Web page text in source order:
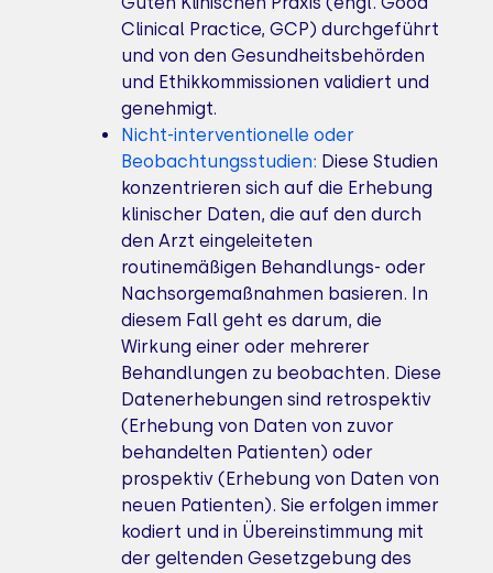
Clinical Practice, GCP) durchgeführt
und von den Gesundheitsbehörden
und Ethikkommissionen validiert und
genehmigt.
Nicht-interventionelle oder
Beobachtungsstudien: Diese Studien
konzentrieren sich auf die Erhebung
klinischer Daten, die auf den durch
den Arzt eingeleiteten
routinemäßigen Behandlungs- oder
Nachsorgemaßnahmen basieren. In
diesem Fall geht es darum, die
Wirkung einer oder mehrerer
Behandlungen zu beobachten. Diese
Datenerhebungen sind retrospektiv
(Erhebung von Daten von zuvor
behandelten Patienten) oder
prospektiv (Erhebung von Daten von
neuen Patienten). Sie erfolgen immer
kodiert und in Übereinstimmung mit
der geltenden Gesetzgebung des